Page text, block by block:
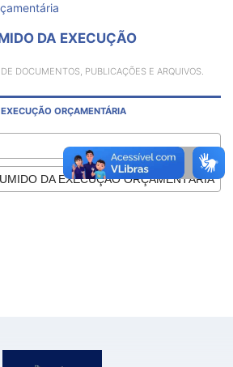
DA EXECUÇÃO
DOCUMENTOS, PUBLICAÇÕES E ARQUIVOS.
ORÇAMENTÁRIA
DA EXECUÇÃO ORÇAMENTÁRIA